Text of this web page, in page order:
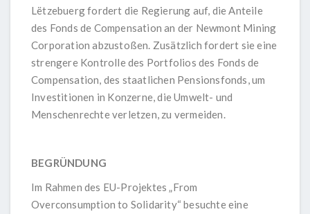
Lëtzebuerg fordert die Regierung auf, die Anteile
des Fonds de Compensation an der Newmont Mining
Corporation abzustoßen. Zusätzlich fordert sie eine
strengere Kontrolle des Portfolios des Fonds de
Compensation, des staatlichen Pensionsfonds, um
Investitionen in Konzerne, die Umwelt- und
Menschenrechte verletzen, zu vermeiden.
BEGRÜNDUNG
Im Rahmen des EU-Projektes „From
Overconsumption to Solidarity“ besuchte eine